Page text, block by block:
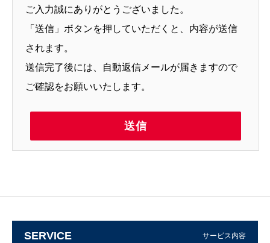
ご入力誠にありがとうございました。
「送信」ボタンを押していただくと、内容が送信
されます。
送信完了後には、自動返信メールが届きますので
ご確認をお願いいたします。
SERVICE サービス内容